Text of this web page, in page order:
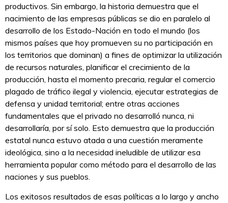
productivos. Sin embargo, la historia demuestra que el
nacimiento de las empresas públicas se dio en paralelo al
desarrollo de los Estado-Nación en todo el mundo (los
mismos países que hoy promueven su no participación en
los territorios que dominan) a fines de optimizar la utilización
de recursos naturales, planificar el crecimiento de la
producción, hasta el momento precaria, regular el comercio
plagado de tráfico ilegal y violencia, ejecutar estrategias de
defensa y unidad territorial; entre otras acciones
fundamentales que el privado no desarrolló nunca, ni
desarrollaría, por sí solo. Esto demuestra que la producción
estatal nunca estuvo atada a una cuestión meramente
ideológica, sino a la necesidad ineludible de utilizar esa
herramienta popular como método para el desarrollo de las
naciones y sus pueblos.
Los exitosos resultados de esas políticas a lo largo y ancho